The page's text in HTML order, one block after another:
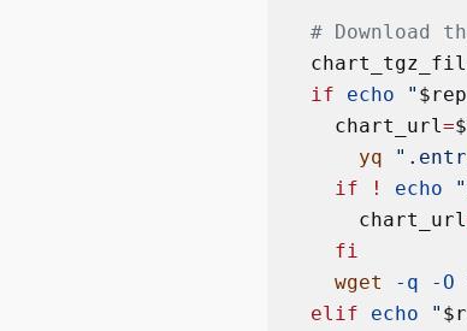
# Download
  if
echo "
    chart_url
=
      yq
    if
! echo
      chart_url
    fi
    wget
-q -O
  elif
echo "